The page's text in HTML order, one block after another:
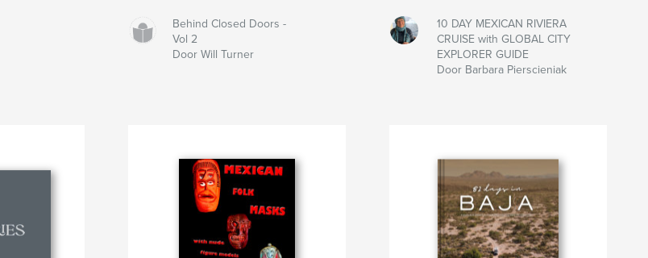
Behind Closed Doors -
Vol 2
Door Will Turner
10 DAY MEXICAN RIVIERA
CRUISE with GLOBAL CITY
EXPLORER GUIDE
Door Barbara Pierscieniak